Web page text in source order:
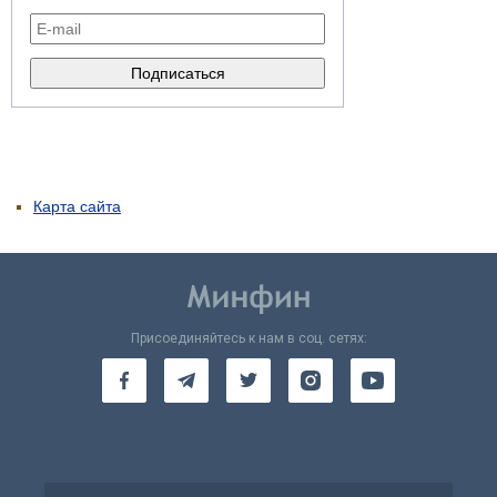
Карта сайта
Присоединяйтесь к нам в соц. сетях: